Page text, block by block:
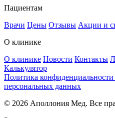
Пациентам
Врачи Цены Отзывы Акции и
О клинике
О клинике Новости Контакты
Калькулятор
Политика конфиденциальности
персональных данных
© 2026 Аполлония Мед. Все